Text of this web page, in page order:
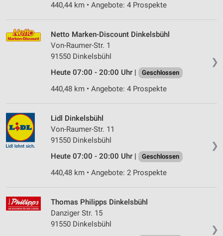
440,44 km • Angebote: 4 Prospekte
❯
Netto Marken-Discount Dinkelsbühl
Von-Raumer-Str. 1
91550 Dinkelsbühl
Heute 07:00 - 20:00 Uhr |
Geschlossen
440,48 km • Angebote: 4 Prospekte
❯
Lidl Dinkelsbühl
Von-Raumer-Str. 11
91550 Dinkelsbühl
Heute 07:00 - 20:00 Uhr |
Geschlossen
440,48 km • Angebote: 2 Prospekte
❯
Thomas Philipps Dinkelsbühl
Danziger Str. 15
91550 Dinkelsbühl